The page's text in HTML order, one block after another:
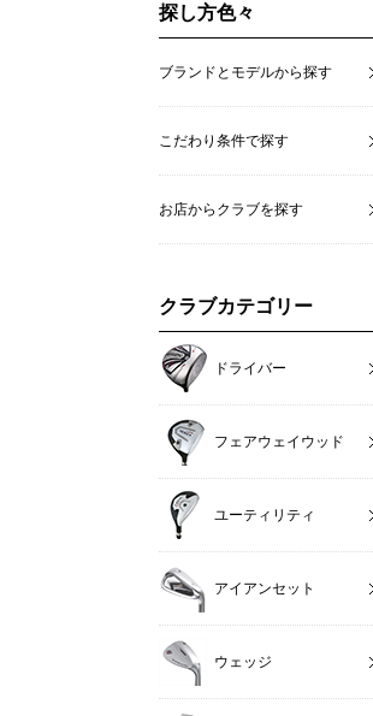
探し方色々
ブランドとモデルから探す
こだわり条件で探す
お店からクラブを探す
クラブカテゴリー
ドライバー
フェアウェイウッド
ユーティリティ
アイアンセット
ウェッジ